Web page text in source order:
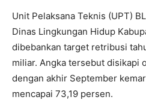
Unit Pelaksana Teknis (UPT)
Dinas Lingkungan Hidup
dibebankan target retribusi
miliar. Angka tersebut disikapi
dengan akhir September
mencapai 73,19 persen.